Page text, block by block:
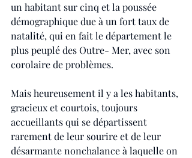
un habitant sur cinq et la poussée
démographique due à un fort taux de
natalité, qui en fait le département le
plus peuplé des Outre- Mer, avec son
corolaire de problèmes.
Mais heureusement il y a les habitants,
gracieux et courtois, toujours
accueillants qui se départissent
rarement de leur sourire et de leur
désarmante nonchalance à laquelle on